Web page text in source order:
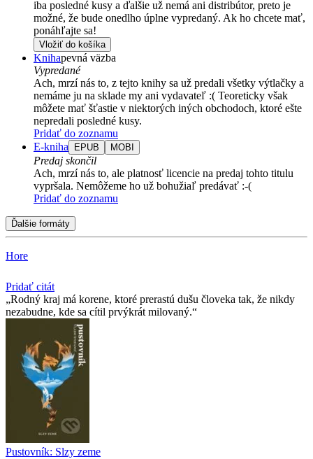
iba posledné kusy a ďalšie už nemá ani distribútor, preto je
možné, že bude onedlho úplne vypredaný. Ak ho chcete mať,
ponáhľajte sa!
Vložiť do košíka
Knihapevná väzba
Vypredané
Ach, mrzí nás to, z tejto knihy sa už predali všetky výtlačky a
nemáme ju na sklade my ani vydavateľ :( Teoreticky však
môžete mať šťastie v niektorých iných obchodoch, ktoré ešte
nepredali posledné kusy.
Pridať do zoznamu
E-kniha
EPUB MOBI
Predaj skončil
Ach, mrzí nás to, ale platnosť licencie na predaj tohto titulu
vypršala. Nemôžeme ho už bohužiaľ predávať :-(
Pridať do zoznamu
Ďalšie formáty
Hore
Pridať citát
Rodný kraj má korene, ktoré prerastú dušu človeka tak, že nikdy
nezabudne, kde sa cítil prvýkrát milovaný.
Pustovník: Slzy zeme